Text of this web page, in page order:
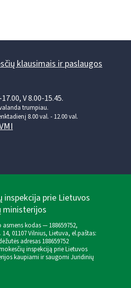
klausimais ir paslaugos
V 8.00-15.45.
trumpiau.
8.00 val. - 12.00 val.
inspekcija prie Lietuvos
ministerijos
kodas — 188659752,
01107 Vilnius, Lietuva, el.paštas:
adresas 188659752
inspekciją prie Lietuvos
kaupiami ir saugomi Juridinių